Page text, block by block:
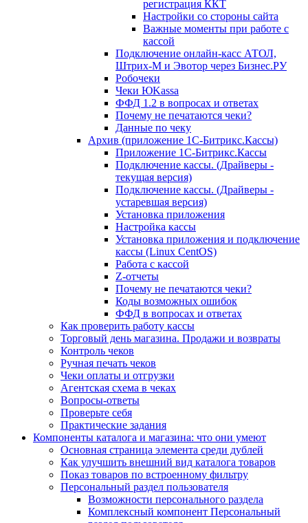
регистрация ККТ
Настройки со стороны сайта
Важные моменты при работе с
кассой
Подключение онлайн-касс АТОЛ,
Штрих-М и Эвотор через Бизнес.РУ
Робочеки
Чеки ЮKassa
ФФД 1.2 в вопросах и ответах
Почему не печатаются чеки?
Данные по чеку
Архив (приложение 1С-Битрикс.Кассы)
Приложение 1С-Битрикс.Кассы
Подключение кассы. (Драйверы -
текущая версия)
Подключение кассы. (Драйверы -
устаревшая версия)
Установка приложения
Настройка кассы
Установка приложения и подключение
кассы (Linux CentOS)
Работа с кассой
Z-отчеты
Почему не печатаются чеки?
Коды возможных ошибок
ФФД в вопросах и ответах
Как проверить работу кассы
Торговый день магазина. Продажи и возвраты
Контроль чеков
Ручная печать чеков
Чеки оплаты и отгрузки
Агентская схема в чеках
Вопросы-ответы
Проверьте себя
Практические задания
Компоненты каталога и магазина: что они умеют
Основная страница элемента среди дублей
Как улучшить внешний вид каталога товаров
Показ товаров по встроенному фильтру
Персональный раздел пользователя
Возможности персонального раздела
Комплексный компонент Персональный